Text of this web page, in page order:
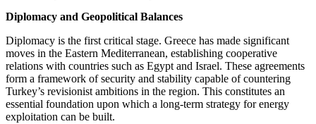
Diplomacy and Geopolitical Balances
Diplomacy is the first critical stage. Greece has made significant
moves in the Eastern Mediterranean, establishing cooperative
relations with countries such as Egypt and Israel. These agreements
form a framework of security and stability capable of countering
Turkey’s revisionist ambitions in the region. This constitutes an
essential foundation upon which a long-term strategy for energy
exploitation can be built.